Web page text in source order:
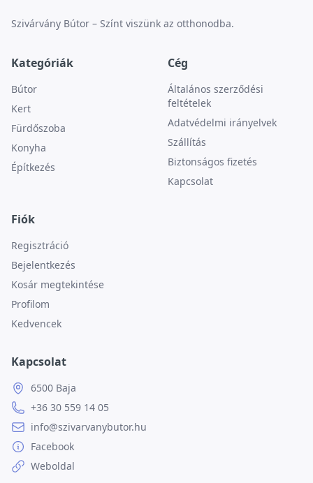
Szivárvány Bútor – Színt viszünk az otthonodba.
Kategóriák
Bútor
Kert
Fürdőszoba
Konyha
Építkezés
Cég
Általános szerződési
feltételek
Adatvédelmi irányelvek
Szállítás
Biztonságos fizetés
Kapcsolat
Fiók
Regisztráció
Bejelentkezés
Kosár megtekintése
Profilom
Kedvencek
Kapcsolat
6500 Baja
+36 30 559 14 05
info@szivarvanybutor.hu
Facebook
Weboldal